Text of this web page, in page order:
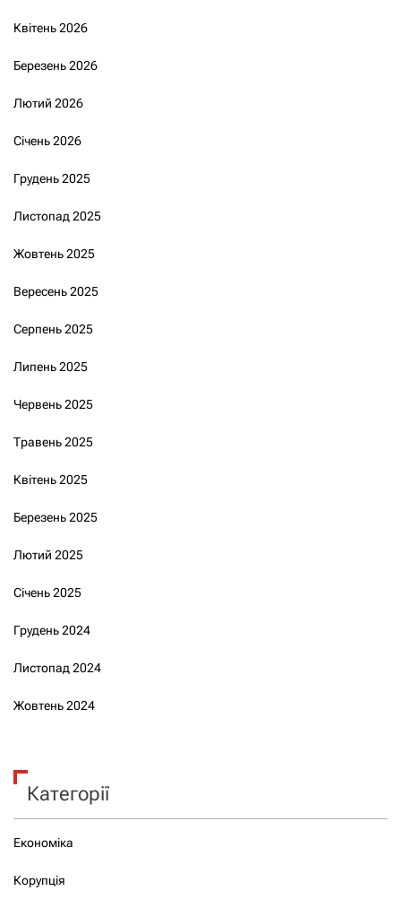
Квітень 2026
Березень 2026
Лютий 2026
Січень 2026
Грудень 2025
Листопад 2025
Жовтень 2025
Вересень 2025
Серпень 2025
Липень 2025
Червень 2025
Травень 2025
Квітень 2025
Березень 2025
Лютий 2025
Січень 2025
Грудень 2024
Листопад 2024
Жовтень 2024
Категорії
Економіка
Корупція